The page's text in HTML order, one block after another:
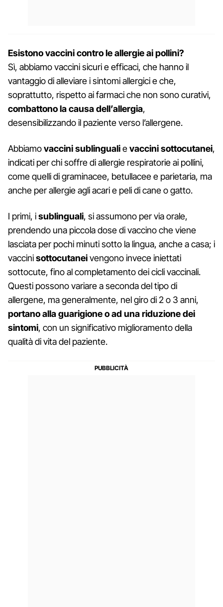
Esistono vaccini contro le allergie ai pollini?
Sì, abbiamo vaccini sicuri e efficaci, che hanno il
vantaggio di alleviare i sintomi allergici e che,
soprattutto, rispetto ai farmaci che non sono curativi,
combattono la causa dell’allergia,
desensibilizzando il paziente verso l’allergene.
Abbiamovaccini sublingualievaccini sottocutanei,
indicati per chi soffre di allergie respiratorie ai pollini,
come quelli di graminacee, betullacee e parietaria, ma
anche per allergie agli acari e peli di cane o gatto.
I primi, isublinguali, si assumono per via orale,
prendendo una piccola dose di vaccino che viene
lasciata per pochi minuti sotto la lingua, anche a casa; i
vaccinisottocutaneivengono invece iniettati
sottocute, fino al completamento dei cicli vaccinali.
Questi possono variare a seconda del tipo di
allergene, ma generalmente, nel giro di 2 o 3 anni,
portano alla guarigione o ad una riduzione dei
sintomi, con un significativo miglioramento della
qualità di vita del paziente.